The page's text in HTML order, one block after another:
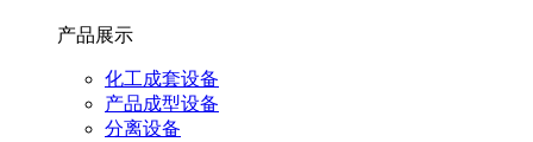
产品展示
化工成套设备
产品成型设备
分离设备